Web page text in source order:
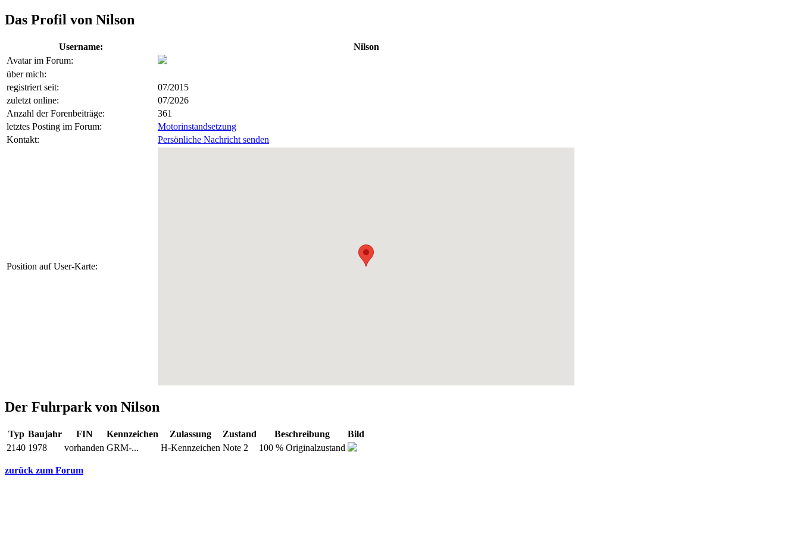
Das Profil von Nilson
Username:
Nilson
Avatar im Forum:
über mich:
registriert seit:
07/2015
zuletzt online:
07/2026
Anzahl der Forenbeiträge:
361
letztes Posting im Forum:
Motorinstandsetzung
Kontakt:
Persönliche Nachricht senden
Position auf User-Karte:
Der Fuhrpark von Nilson
Typ Baujahr FIN Kennzeichen Zulassung Zustand Beschreibung
Bild
2140 1978 vorhanden GRM-... H-Kennzeichen Note 2 100 % Originalzustand
zurück zum Forum